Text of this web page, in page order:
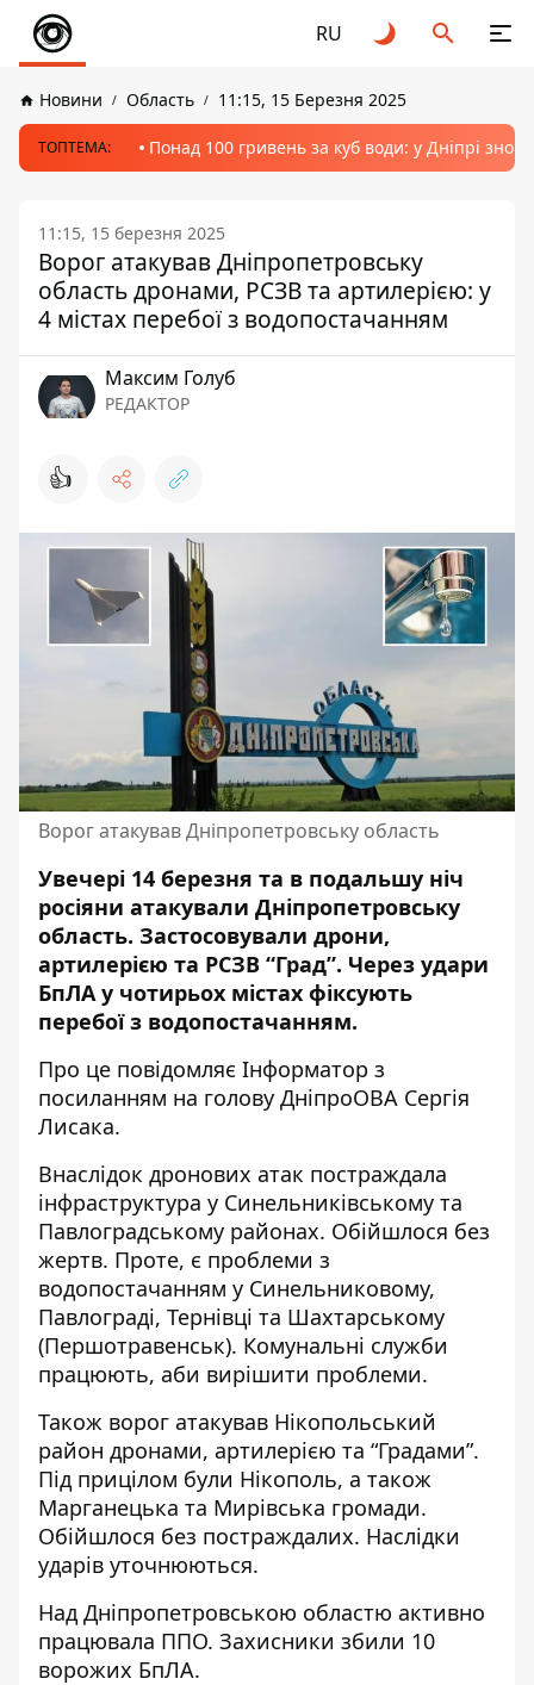
RU
Новини Область 11:15, 15 Березня 2025
ТОПТЕМА: Понад 100 гривень за куб води: у Дніпрі
11:15, 15 березня 2025
Ворог атакував Дніпропетровську
область дронами, РСЗВ та артилерією: у
4 містах перебої з водопостачанням
Максим Голуб
РЕДАКТОР
👍
Ворог атакував Дніпропетровську область
Увечері 14 березня та в подальшу ніч
росіяни атакували Дніпропетровську
область. Застосовували дрони,
артилерією та РСЗВ “Град”. Через удари
БпЛА у чотирьох містах фіксують
перебої з водопостачанням.
Про це повідомляє Інформатор з
посиланням на голову ДніпроОВА Сергія
Лисака.
Внаслідок дронових атак постраждала
інфраструктура у Синельниківському та
Павлоградському районах. Обійшлося без
жертв. Проте, є проблеми з
водопостачанням у Синельниковому,
Павлограді, Тернівці та Шахтарському
(Першотравенськ). Комунальні служби
працюють, аби вирішити проблеми.
Також ворог атакував Нікопольський
район дронами, артилерією та “Градами”.
Під прицілом були Нікополь, а також
Марганецька та Мирівська громади.
Обійшлося без постраждалих. Наслідки
ударів уточнюються.
Над Дніпропетровською областю активно
працювала ППО. Захисники збили 10
ворожих БпЛА.